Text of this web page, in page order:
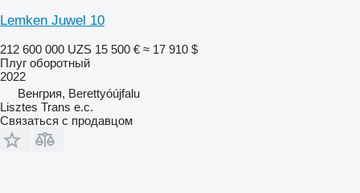
Lemken Juwel 10
212 600 000 UZS 15 500 € ≈ 17 910 $
Плуг оборотный
2022
Венгрия, Berettyóújfalu
Lisztes Trans e.c.
Связаться с продавцом